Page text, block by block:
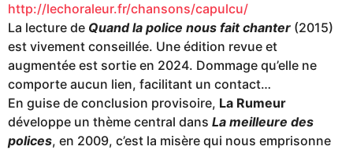
http://lechoraleur.fr/chansons/capulcu/
La lecture de Quand la police nous fait chanter (2015)
est vivement conseillée. Une édition revue et
augmentée est sortie en 2024. Dommage qu’elle ne
comporte aucun lien, facilitant un contact…
En guise de conclusion provisoire, La Rumeur
développe un thème central dans La meilleure des
polices, en 2009, c’est la misère qui nous emprisonne